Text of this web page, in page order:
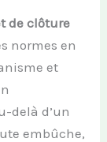
de clôture
normes en
et
delà d’un
embûche,